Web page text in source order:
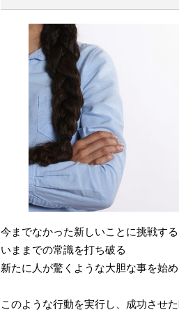
今までなかった新しいことに挑戦する
いままでの常識を打ち破る
新たに人が驚くような大胆な事を始
このような行動を実行し、成功させ